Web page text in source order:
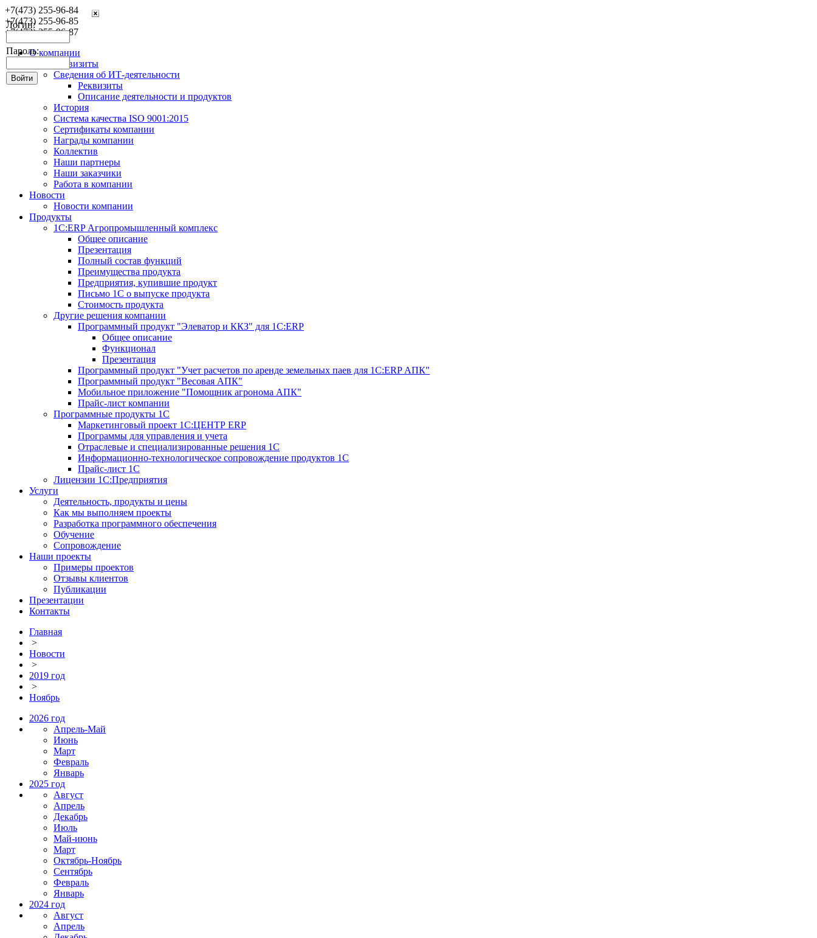
Логин:
Пароль:
+7(473) 255-96-84
+7(473) 255-96-85
+7(473) 255-96-87
О компании
Реквизиты
Сведения об ИТ-деятельности
Реквизиты
Описание деятельности и продуктов
История
Система качества ISO 9001:2015
Сертификаты компании
Награды компании
Коллектив
Наши партнеры
Наши заказчики
Работа в компании
Новости
Новости компании
Продукты
1С:ERP Агропромышленный комплекс
Общее описание
Презентация
Полный состав функций
Преимущества продукта
Предприятия, купившие продукт
Письмо 1С о выпуске продукта
Стоимость продукта
Другие решения компании
Программный продукт "Элеватор и ККЗ" для 1С:ERP
Общее описание
Функционал
Презентация
Программный продукт "Учет расчетов по аренде земельных паев для 1С:ERP АПК"
Программный продукт "Весовая АПК"
Мобильное приложение "Помощник агронома АПК"
Прайс-лист компании
Программные продукты 1С
Маркетинговый проект 1С:ЦЕНТР ERP
Программы для управления и учета
Отраслевые и специализированные решения 1С
Информационно-технологическое сопровождение продуктов 1С
Прайс-лист 1С
Лицензии 1С:Предприятия
Услуги
Деятельность, продукты и цены
Как мы выполняем проекты
Разработка программного обеспечения
Обучение
Сопровождение
Наши проекты
Примеры проектов
Отзывы клиентов
Публикации
Презентации
Контакты
Главная
>
Новости
>
2019 год
>
Ноябрь
2026 год
Апрель-Май
Июнь
Март
Февраль
Январь
2025 год
Август
Апрель
Декабрь
Июль
Май-июнь
Март
Октябрь-Ноябрь
Сентябрь
Февраль
Январь
2024 год
Август
Апрель